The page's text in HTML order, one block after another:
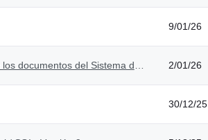
9/01/26
2/01/26
30/12/25